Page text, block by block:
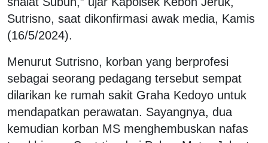
Sutrisno, saat dikonfirmasi awak media, Kamis
(16/5/2024).
Menurut Sutrisno, korban yang berprofesi
sebagai seorang pedagang tersebut sempat
dilarikan ke rumah sakit Graha Kedoyo untuk
mendapatkan perawatan. Sayangnya, dua
kemudian korban MS menghembuskan nafas